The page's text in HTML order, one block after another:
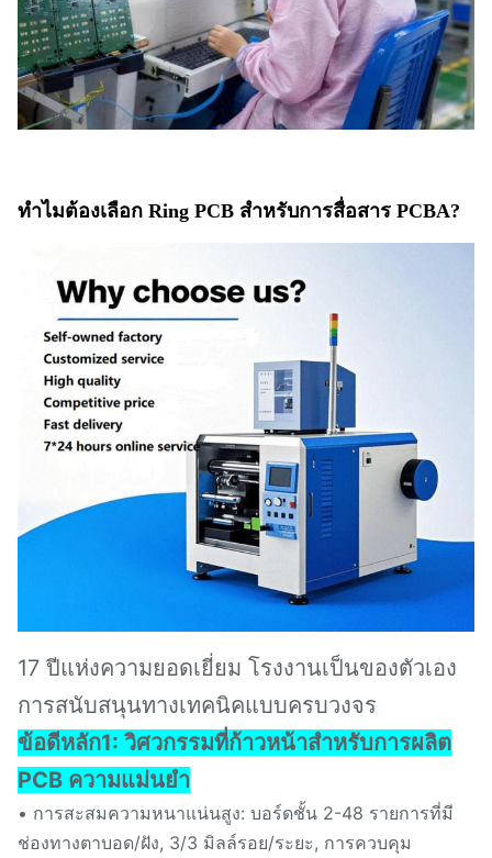
ทําไมต้องเลือก Ring PCB สําหรับการสื่อสาร PCBA?
17 ปีแห่งความยอดเยี่ยม โรงงานเป็นของตัวเอง
การสนับสนุนทางเทคนิคแบบครบวงจร
ข้อดีหลัก1: วิศวกรรมที่ก้าวหน้าสําหรับการผลิต
PCB ความแม่นยํา
• การสะสมความหนาแน่นสูง: บอร์ดชั้น 2-48 รายการที่มี
ช่องทางตาบอด/ฝัง, 3/3 มิลล์รอย/ระยะ, การควบคุม